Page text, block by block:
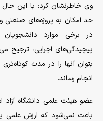
وی خاطرنشان کرد: با این
حد امکان به پروژه‌های صنعتی
در برخی موارد
پیچیدگی‌های اجرایی، ترجیح
بتوان آنها را در مدت کوتاه‌تری
انجام رساند.
عضو هیئت علمی دانشگاه آزاد
باعث نمی‌شود که ارزش علمی